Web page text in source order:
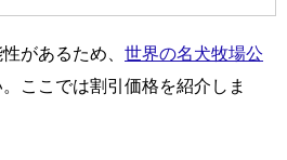
があるため、 世界の名犬牧場公
ここでは割引価格を紹介しま